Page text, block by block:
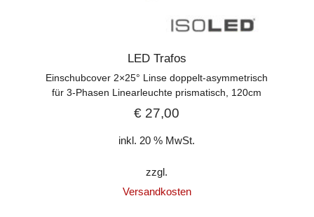
LED Trafos
Einschubcover 2×25° Linse doppelt-asymmetrisch
für 3-Phasen Linearleuchte prismatisch, 120cm
€ 27,00
inkl. 20 % MwSt.
zzgl.
Versandkosten